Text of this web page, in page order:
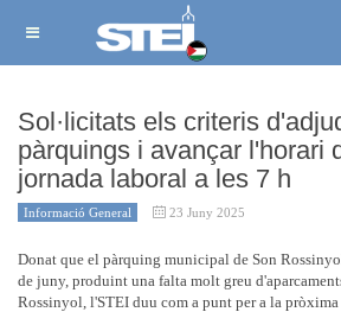
Sol·licitats els criteris
pàrquings i avançar l'horari
jornada laboral a les 7 h
Informació General 23 Juny 2025
Donat que el pàrquing municipal de Son
de juny, produint una falta molt greu
Rossinyol, l'STEI duu com a punt per a la